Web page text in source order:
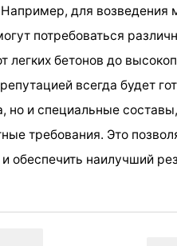
для возведения
потребоваться
легких бетонов до
всегда будет
но и специальные
требования. Это
обеспечить наилучший